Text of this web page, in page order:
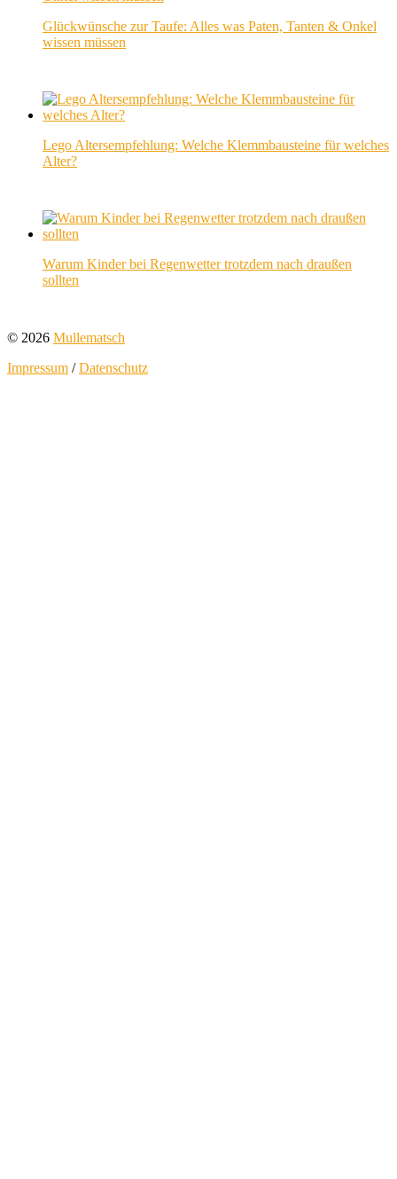
Glückwünsche zur Taufe: Alles was Paten, Tanten & Onkel
wissen müssen
Lego Altersempfehlung: Welche Klemmbausteine für welches
Alter?
Warum Kinder bei Regenwetter trotzdem nach draußen
sollten
© 2026 Mullematsch
Impressum /Datenschutz